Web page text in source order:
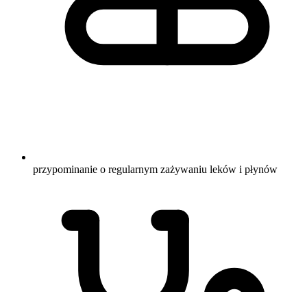
przypominanie o regularnym zażywaniu leków i płynów